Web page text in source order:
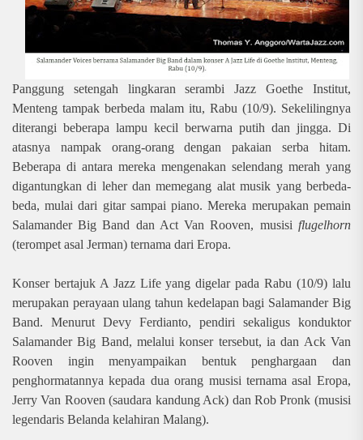
Panggung setengah lingkaran serambi Jazz Goethe Institut,
Menteng tampak berbeda malam itu, Rabu (10/9). Sekelilingnya
diterangi beberapa lampu kecil berwarna putih dan jingga. Di
atasnya nampak orang-orang dengan pakaian serba hitam.
Beberapa di antara mereka mengenakan selendang merah yang
digantungkan di leher dan memegang alat musik yang berbeda-
beda, mulai dari gitar sampai piano. Mereka merupakan pemain
Salamander Big Band dan Act Van Rooven, musisi flugelhorn
(terompet asal Jerman) ternama dari Eropa.
Konser bertajuk A Jazz Life yang digelar pada Rabu (10/9) lalu
merupakan perayaan ulang tahun kedelapan bagi Salamander Big
Band. Menurut Devy Ferdianto, pendiri sekaligus konduktor
Salamander Big Band, melalui konser tersebut, ia dan Ack Van
Rooven ingin menyampaikan bentuk penghargaan dan
penghormatannya kepada dua orang musisi ternama asal Eropa,
Jerry Van Rooven (saudara kandung Ack) dan Rob Pronk (musisi
legendaris Belanda kelahiran Malang).